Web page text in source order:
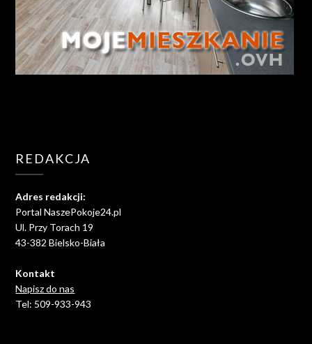
REDAKCJA
Adres redakcji:
Portal NaszePokoje24.pl
Ul. Przy Torach 19
43-382 Bielsko-Biała
Kontakt
Napisz do nas
Tel: 509-933-943